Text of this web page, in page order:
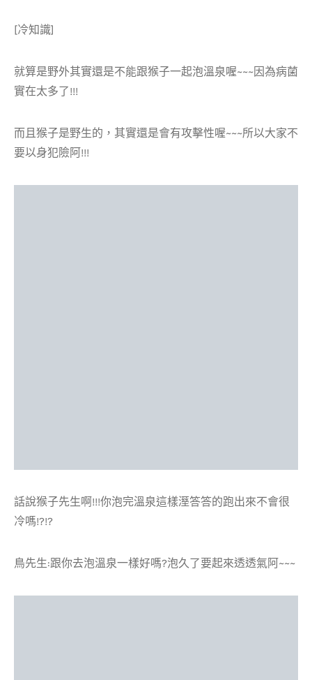
[冷知識]
就算是野外其實還是不能跟猴子一起泡溫泉喔~~~因為病菌
實在太多了!!!
而且猴子是野生的，其實還是會有攻擊性喔~~~所以大家不
要以身犯險阿!!!
話說猴子先生啊!!!你泡完溫泉這樣溼答答的跑出來不會很
冷嗎!?!?
鳥先生:跟你去泡溫泉一樣好嗎?泡久了要起來透透氣阿~~~